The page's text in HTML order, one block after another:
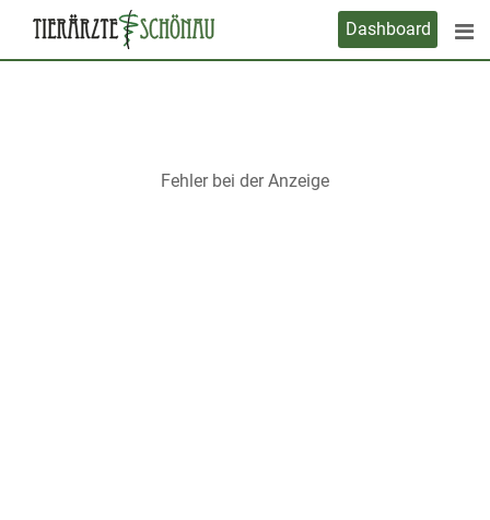
Dashboard
Fehler bei der Anzeige